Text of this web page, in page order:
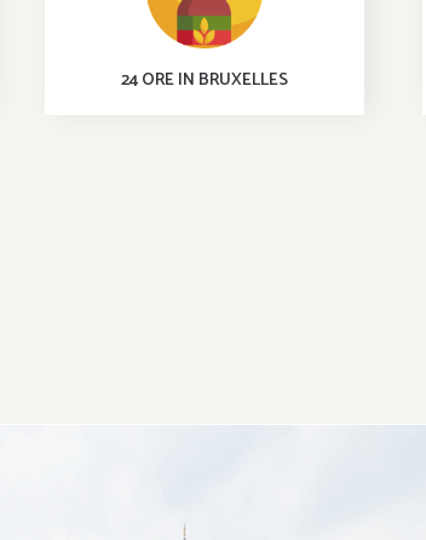
24 ORE IN BRUXELLES